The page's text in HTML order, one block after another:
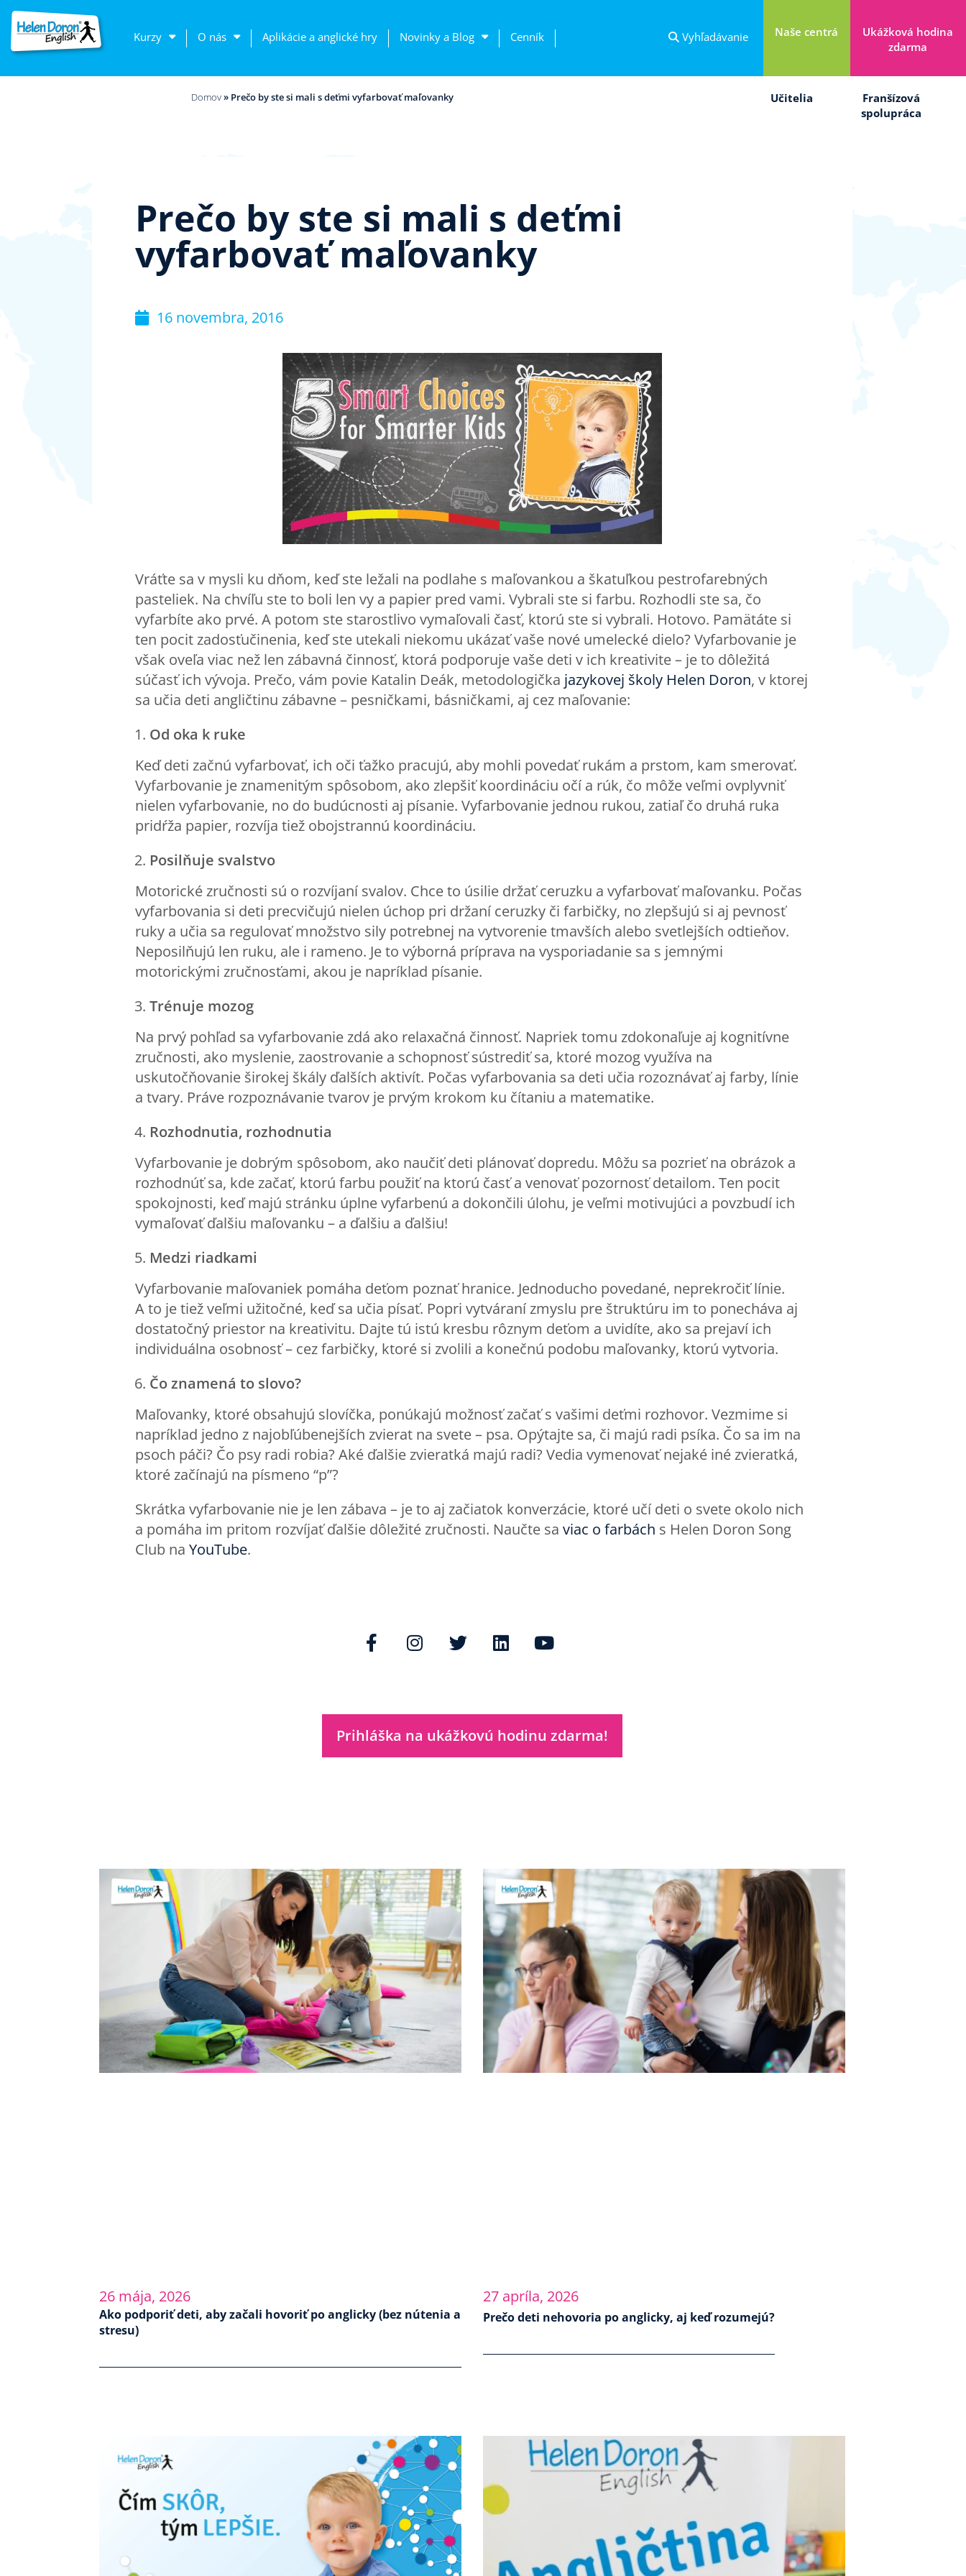
Kurzy O nás Aplikácie a anglické hry Novinky a Blog Cenník Vyhľadávanie Naše centrá
Ukážková hodina
zdarma
Domov» Prečo by ste si mali s deťmi vyfarbovať maľovanky Učitelia
Franšízová
spolupráca
Prečo by ste si mali s deťmi
vyfarbovať maľovanky
16 novembra, 2016
Vráťte sa v mysli ku dňom, keď ste ležali na podlahe s maľovankou a škatuľkou pestrofarebných
pasteliek. Na chvíľu ste to boli len vy a papier pred vami. Vybrali ste si farbu. Rozhodli ste sa, čo
vyfarbíte ako prvé. A potom ste starostlivo vymaľovali časť, ktorú ste si vybrali. Hotovo. Pamätáte si
ten pocit zadosťučinenia, keď ste utekali niekomu ukázať vaše nové umelecké dielo? Vyfarbovanie je
však oveľa viac než len zábavná činnosť, ktorá podporuje vaše deti v ich kreativite – je to dôležitá
súčasť ich vývoja. Prečo, vám povie Katalin Deák, metodologička jazykovej školy Helen Doron, v ktorej
sa učia deti angličtinu zábavne – pesničkami, básničkami, aj cez maľovanie:
Od oka k ruke
Keď deti začnú vyfarbovať, ich oči ťažko pracujú, aby mohli povedať rukám a prstom, kam smerovať.
Vyfarbovanie je znamenitým spôsobom, ako zlepšiť koordináciu očí a rúk, čo môže veľmi ovplyvniť
nielen vyfarbovanie, no do budúcnosti aj písanie. Vyfarbovanie jednou rukou, zatiaľ čo druhá ruka
pridŕža papier, rozvíja tiež obojstrannú koordináciu.
Posilňuje svalstvo
Motorické zručnosti sú o rozvíjaní svalov. Chce to úsilie držať ceruzku a vyfarbovať maľovanku. Počas
vyfarbovania si deti precvičujú nielen úchop pri držaní ceruzky či farbičky, no zlepšujú si aj pevnosť
ruky a učia sa regulovať množstvo sily potrebnej na vytvorenie tmavších alebo svetlejších odtieňov.
Neposilňujú len ruku, ale i rameno. Je to výborná príprava na vysporiadanie sa s jemnými
motorickými zručnosťami, akou je napríklad písanie.
Trénuje mozog
Na prvý pohľad sa vyfarbovanie zdá ako relaxačná činnosť. Napriek tomu zdokonaľuje aj kognitívne
zručnosti, ako myslenie, zaostrovanie a schopnosť sústrediť sa, ktoré mozog využíva na
uskutočňovanie širokej škály ďalších aktivít. Počas vyfarbovania sa deti učia rozoznávať aj farby, línie
a tvary. Práve rozpoznávanie tvarov je prvým krokom ku čítaniu a matematike.
Rozhodnutia, rozhodnutia
Vyfarbovanie je dobrým spôsobom, ako naučiť deti plánovať dopredu. Môžu sa pozrieť na obrázok a
rozhodnúť sa, kde začať, ktorú farbu použiť na ktorú časť a venovať pozornosť detailom. Ten pocit
spokojnosti, keď majú stránku úplne vyfarbenú a dokončili úlohu, je veľmi motivujúci a povzbudí ich
vymaľovať ďalšiu maľovanku – a ďalšiu a ďalšiu!
Medzi riadkami
Vyfarbovanie maľovaniek pomáha deťom poznať hranice. Jednoducho povedané, neprekročiť línie.
A to je tiež veľmi užitočné, keď sa učia písať. Popri vytváraní zmyslu pre štruktúru im to ponecháva aj
dostatočný priestor na kreativitu. Dajte tú istú kresbu rôznym deťom a uvidíte, ako sa prejaví ich
individuálna osobnosť – cez farbičky, ktoré si zvolili a konečnú podobu maľovanky, ktorú vytvoria.
Čo znamená to slovo?
Maľovanky, ktoré obsahujú slovíčka, ponúkajú možnosť začať s vašimi deťmi rozhovor. Vezmime si
napríklad jedno z najobľúbenejších zvierat na svete – psa. Opýtajte sa, či majú radi psíka. Čo sa im na
psoch páči? Čo psy radi robia? Aké ďalšie zvieratká majú radi? Vedia vymenovať nejaké iné zvieratká,
ktoré začínajú na písmeno “p”?
Skrátka vyfarbovanie nie je len zábava – je to aj začiatok konverzácie, ktoré učí deti o svete okolo nich
a pomáha im pritom rozvíjať ďalšie dôležité zručnosti. Naučte sa viac o farbách s Helen Doron Song
Club na YouTube.
Prihláška na ukážkovú hodinu zdarma!
26 mája, 2026
Ako podporiť deti, aby začali hovoriť po anglicky (bez nútenia a
stresu)
27 apríla, 2026
Prečo deti nehovoria po anglicky, aj keď rozumejú?